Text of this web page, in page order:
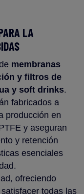
LA
membranas
y filtros de
y soft drinks.
fabricados a
producción en
y aseguran
y retención
esenciales
ofreciendo
todas las